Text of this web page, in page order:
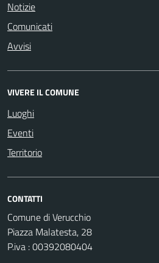
Notizie
Comunicati
Avvisi
VIVERE IL COMUNE
Luoghi
Eventi
Territorio
CONTATTI
Comune di Verucchio
Piazza Malatesta, 28
P.iva : 00392080404